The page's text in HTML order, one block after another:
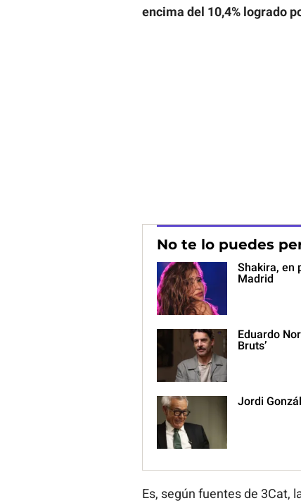
encima del 10,4% logrado
No te lo puedes
Shakira, en
Madrid
Eduardo
Bruts’
Jordi
Es, según fuentes de 3Cat,